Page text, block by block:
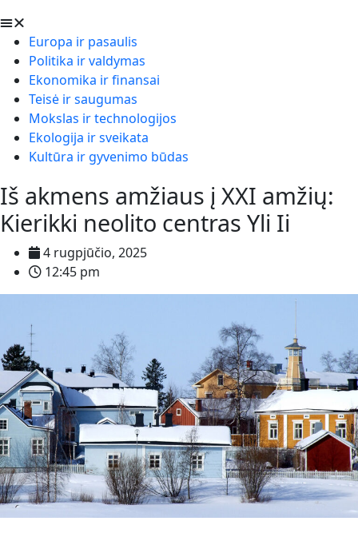
Europa ir pasaulis
Politika ir valdymas
Ekonomika ir finansai
Teisė ir saugumas
Mokslas ir technologijos
Ekologija ir sveikata
Kultūra ir gyvenimo būdas
Iš akmens amžiaus į XXI amžių:
Kierikki neolito centras Yli Ii
4 rugpjūčio, 2025
12:45 pm